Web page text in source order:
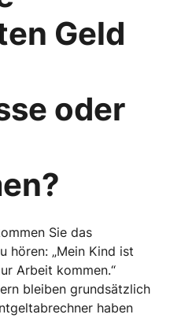
Geld
oder
Sie das
hören: „Mein Kind ist
Arbeit kommen.“
bleiben grundsätzlich
haben